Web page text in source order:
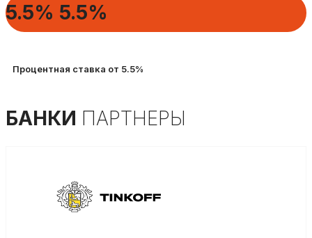
5.5% 5.5%
Процентная ставка от 5.5%
БАНКИ ПАРТНЕРЫ